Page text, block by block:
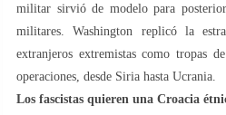
militar sirvió de modelo para
militares. Washington replicó la
extranjeros extremistas como tropas
operaciones, desde Siria hasta Ucrania.
Los fascistas quieren una Croacia